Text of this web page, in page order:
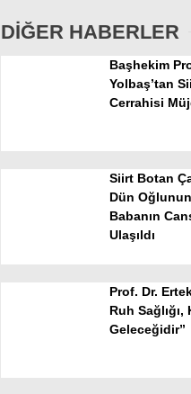
DİĞER HABERLER
Başhekim
Yolbaş’tan
Cerrahisi
Siirt Botan
Dün
Babanın
Ulaşıldı
Prof. Dr.
Ruh
Geleceğidir”